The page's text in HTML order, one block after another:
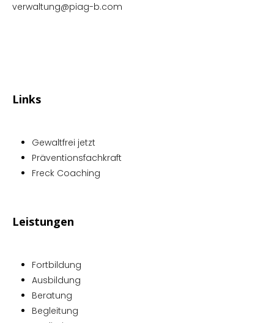
verwaltung@piag-b.com
Links
Gewaltfrei jetzt
Präventionsfachkraft
Freck Coaching
Leistungen
Fortbildung
Ausbildung
Beratung
Begleitung